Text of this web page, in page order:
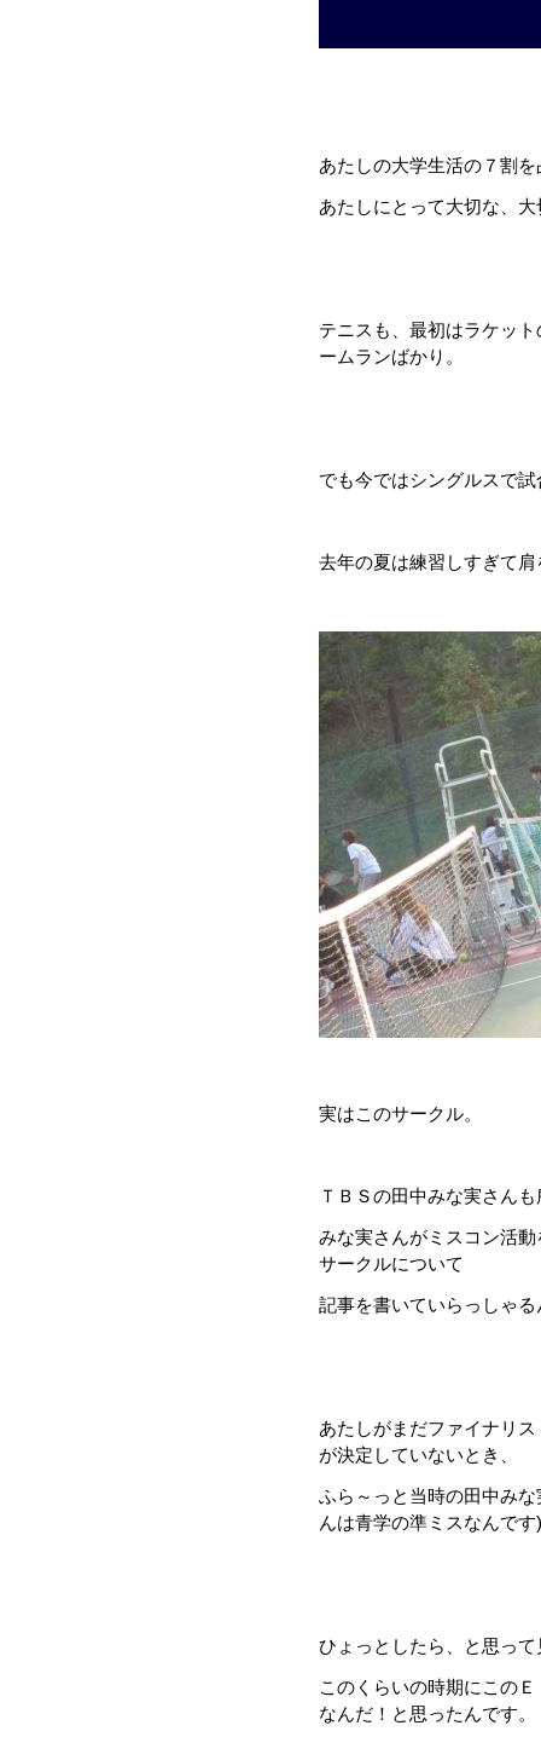
あたしの大学生活の７割
あたしにとって大切な、
テニスも、最初はラケッ
ームランばかり。
でも今ではシングルスで
去年の夏は練習しすぎて
実はこのサークル。
ＴＢＳの田中みな実さん
みな実さんがミスコン活
サークルについて
記事を書いていらっしゃ
あたしがまだファイナリ
が決定していないとき、
ふら～っと当時の田中み
んは青学の準ミスなんです)
ひょっとしたら、と思っ
このくらいの時期にこの
なんだ！と思ったんです。